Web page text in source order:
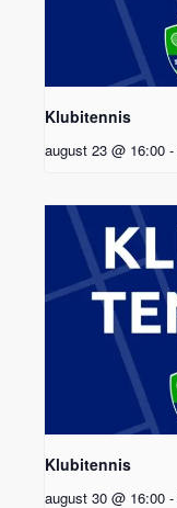
Klubitennis
august 23 @ 16:00 -
Klubitennis
august 30 @ 16:00 -